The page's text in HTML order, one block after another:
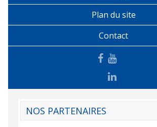
Plan du site
Contact
NOS PARTENAIRES